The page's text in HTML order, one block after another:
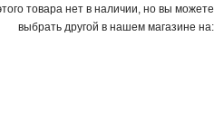
товара нет в наличии, но вы можете
выбрать другой в нашем магазине на: